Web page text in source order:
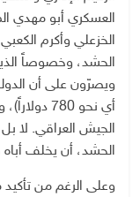
العسكري أبو مهدي
الخزعلي وأكرم
الحشد، وخصوصاً
أي نحو
الجيش العراقي. لا
الحشد، أن يخلف
وعلى الرغم من تأكيد